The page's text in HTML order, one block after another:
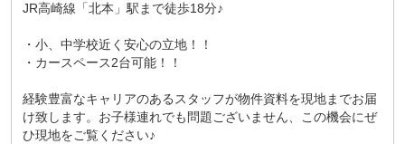
JR高崎線「北本」駅まで徒歩18分♪
・小、中学校近く安心の立地！！
・カースペース2台可能！！
経験豊富なキャリアのあるスタッフが物件資料を現地までお届
け致します。お子様連れでも問題ございません、この機会にぜ
ひ現地をご覧ください♪